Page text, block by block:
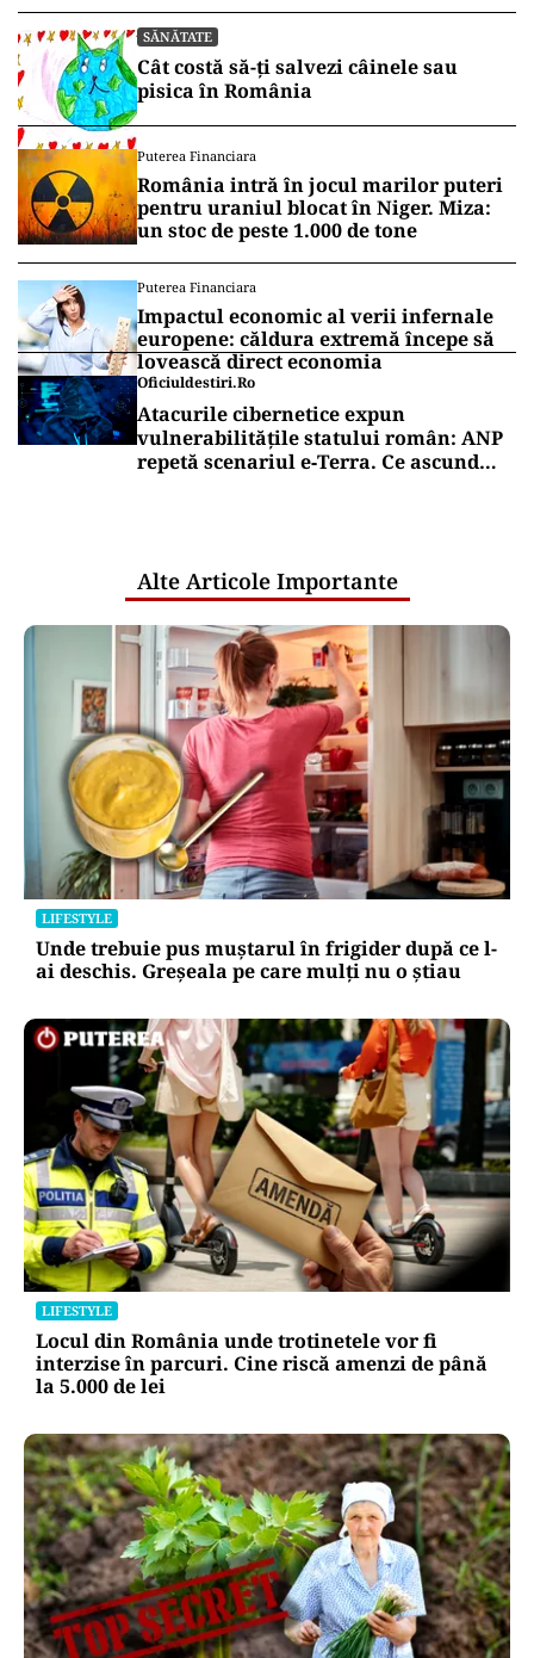
SĂNĂTATE
Cât costă să-ți salvezi câinele sau
pisica în România
Puterea Financiara
România intră în jocul marilor puteri
pentru uraniul blocat în Niger. Miza:
un stoc de peste 1.000 de tone
Puterea Financiara
Impactul economic al verii infernale
europene: căldura extremă începe să
lovească direct economia
Oficiuldestiri.ro
Atacurile cibernetice expun
vulnerabilitățile statului român: ANP
repetă scenariul e‑Terra. Ce ascund
Alte Articole Importante
LIFESTYLE
Unde trebuie pus muștarul în frigider după ce l-
ai deschis. Greșeala pe care mulți nu o știau
LIFESTYLE
Locul din România unde trotinetele vor fi
interzise în parcuri. Cine riscă amenzi de până
la 5.000 de lei